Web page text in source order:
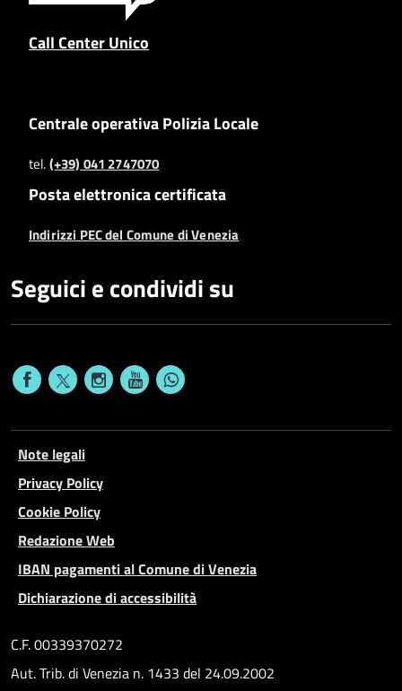
Call Center Unico
Centrale operativa Polizia Locale
tel.(+39) 041 2747070
Posta elettronica certificata
Indirizzi PEC del Comune di Venezia
Seguici e condividi su
Note legali
Privacy Policy
Cookie Policy
Redazione Web
IBAN pagamenti al Comune di Venezia
Dichiarazione di accessibilità
C.F. 00339370272
Aut. Trib. di Venezia n. 1433 del 24.09.2002